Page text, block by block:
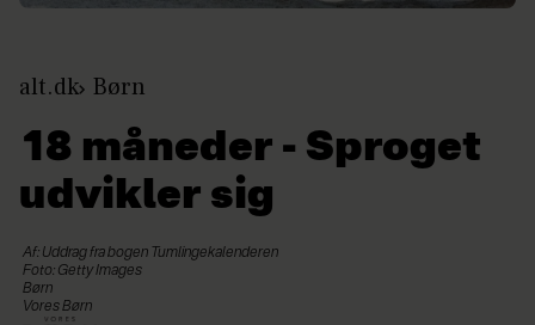
alt.dk Børn
18 måneder - Sproget
udvikler sig
Af: Uddrag fra bogen Tumlingekalenderen
Foto: Getty Images
Børn
Vores Børn